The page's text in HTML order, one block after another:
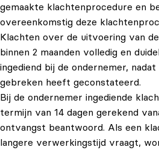
gemaakte klachtenprocedure en
overeenkomstig deze
Klachten over de uitvoering van
binnen 2 maanden volledig en
ingediend bij de ondernemer,
gebreken heeft geconstateerd.
Bij de ondernemer ingediende
termijn van 14 dagen gerekend
ontvangst beantwoord. Als een
langere verwerkingstijd vraagt,